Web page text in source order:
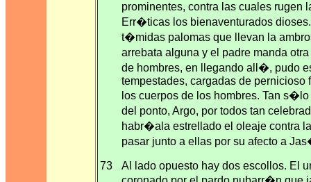
prominentes, contra las cuales
Err�ticas los bienaventurados
t�midas palomas que llevan la
arrebata alguna y el padre manda
de hombres, en llegando all�, pudo
tempestades, cargadas de
los cuerpos de los hombres. Tan
del ponto, Argo, por todos tan
habr�ala estrellado el oleaje contra
pasar junto a ellas por su afecto a
73
Al lado opuesto hay dos escollos. El